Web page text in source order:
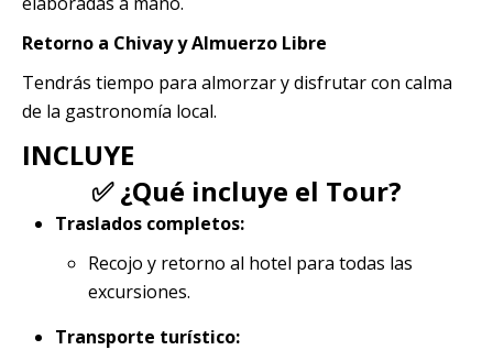
Retorno a Chivay y Almuerzo Libre
Tendrás tiempo para almorzar y disfrutar con calma
de la gastronomía local.
INCLUYE
✅ ¿Qué incluye el Tour?
Traslados completos:
Recojo y retorno al hotel para todas las
excursiones.
Transporte turístico: